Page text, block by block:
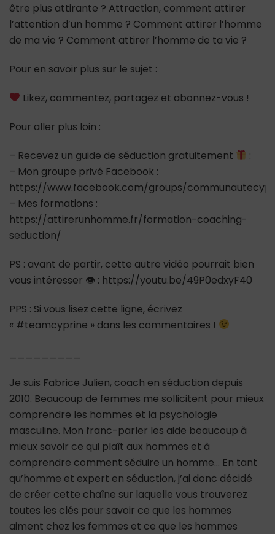
être plus attirante ? Attraction, comment attirer
l’attention d’un homme ? Comment attirer l’homme
de ma vie ? Comment attirer l’homme de ta vie ?
Pour en savoir plus sur le sujet :
Likez, commentez, partagez et abonnez-vous !
Pour aller plus loin :
– Recevez un guide de séduction gratuitement
:
– Mon groupe privé Facebook :
https://www.facebook.com/groups/
– Mes formations :
https://attirerunhomme.fr/formation-coaching-
seduction/
PS : avant de partir, cette autre vidéo pourrait bien
vous intéresser 👁 : https://youtu.be/49P0edxyF40
PPS : Si vous lisez cette ligne, écrivez
« #teamcyprine » dans les commentaires !
Je suis Fabrice Julien, coach en séduction depuis
2010. Beaucoup de femmes me sollicitent pour mieux
comprendre les hommes et la psychologie
masculine. Mon franc-parler les aide beaucoup à
mieux savoir ce qui plaît aux hommes et à
comprendre comment séduire un homme… En tant
qu’homme et expert en séduction, j’ai donc décidé
de créer cette chaîne sur laquelle vous trouverez
toutes les clés pour savoir ce que les hommes
aiment chez les femmes et ce que les hommes